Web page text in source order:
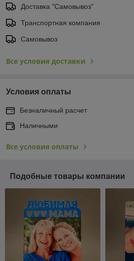
Доставка "Самовывоз"
Транспортная компания
Самовывоз
Все условия доставки
Условия оплаты
Безналичный расчет
Наличными
Все условия оплаты
Подобные товары компании